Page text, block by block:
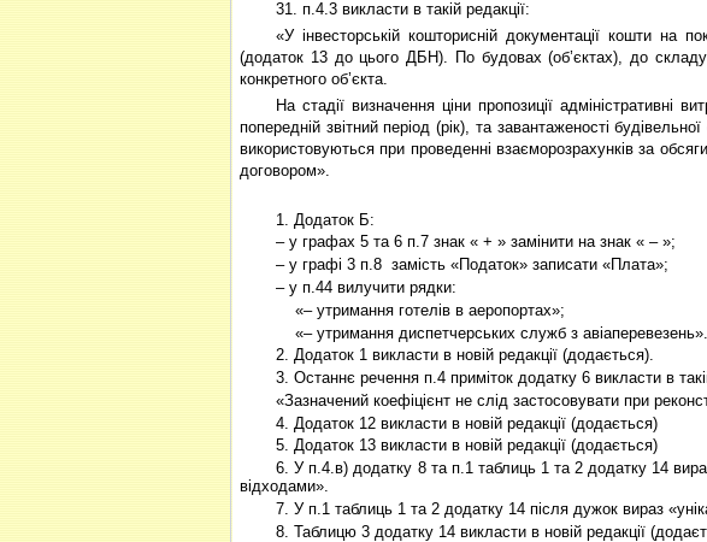
31. п.4.3 викласти в такій редакції:
«У інвесторській кошторисній документації кошти на
(додаток 13 до цього ДБН). По будовах (об’єктах), до складу
конкретного об’єкта.
На стадії визначення ціни пропозиції адміністративні
попередній звітний період (рік), та завантаженості
використовуються при проведенні взаєморозрахунків за
договором».
1. Додаток Б:
– у графах 5 та 6 п.7 знак « + » замінити на знак « – »;
– у графі 3 п.8 замість «Податок» записати «Плата»;
– у п.44 вилучити рядки:
«– утримання готелів в аеропортах»;
«– утримання диспетчерських служб з авіаперевезень».
2. Додаток 1 викласти в новій редакції (додається).
3. Останнє речення п.4 приміток додатку 6 викласти в
«Зазначений коефіцієнт не слід застосовувати при
4. Додаток 12 викласти в новій редакції (додається)
5. Додаток 13 викласти в новій редакції (додається)
6. У п.4.в) додатку 8 та п.1 таблиць 1 та 2 додатку 14
відходами».
7. У п.1 таблиць 1 та 2 додатку 14 після дужок вираз
8. Таблицю 3 додатку 14 викласти в новій редакції